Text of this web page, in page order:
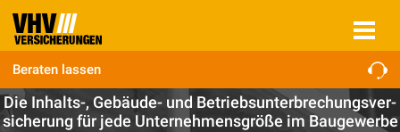
Beraten lassen
Die Inhalts-, Gebäude- und Be­triebs­un­ter­bre­chungs­ver­
si­che­rung für jede Unternehmensgröße im Baugewerbe